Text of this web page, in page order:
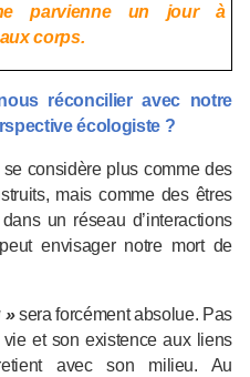
parvienne un jour à
corps.
réconcilier avec notre
écologiste ?
considère plus comme des
mais comme des êtres
un réseau d’interactions
envisager notre mort de
»sera forcément absolue. Pas
et son existence aux liens
avec son milieu. Au